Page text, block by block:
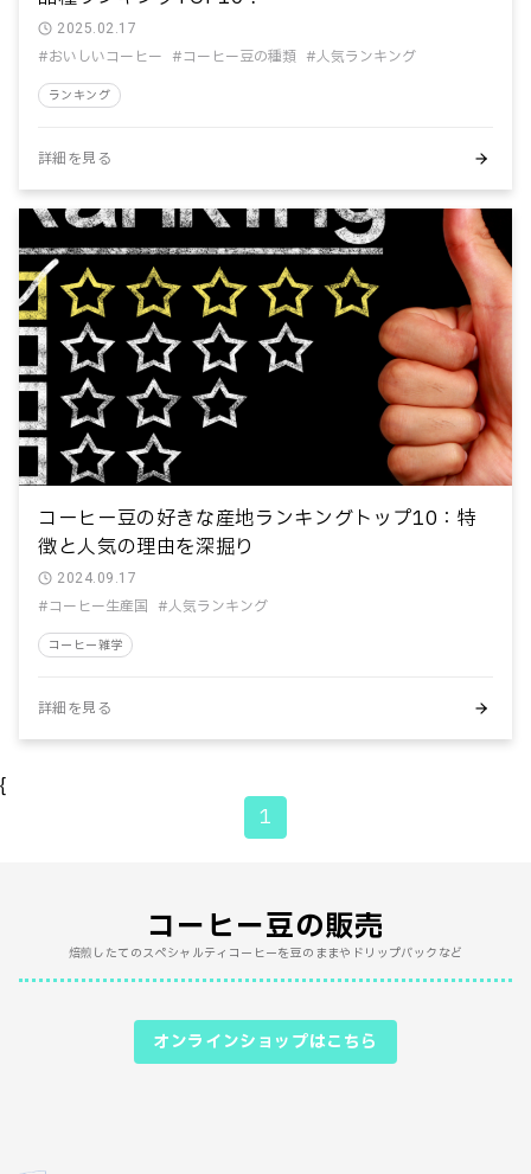
#世界３大コーヒー
#焙煎度合
#食の安全
検索条件をクリア
2025.02.17
#おいしいコーヒー #コーヒー豆の種類 #人気ランキング
ランキング
詳細を見る
コーヒー豆の好きな産地ランキングトップ10：特
徴と人気の理由を深掘り
2024.09.17
#コーヒー生産国 #人気ランキング
コーヒー雑学
詳細を見る
{
1
コーヒー豆の販売
焙煎したてのスペシャルティコーヒーを豆のままやドリップバックなど
オンラインショップはこちら